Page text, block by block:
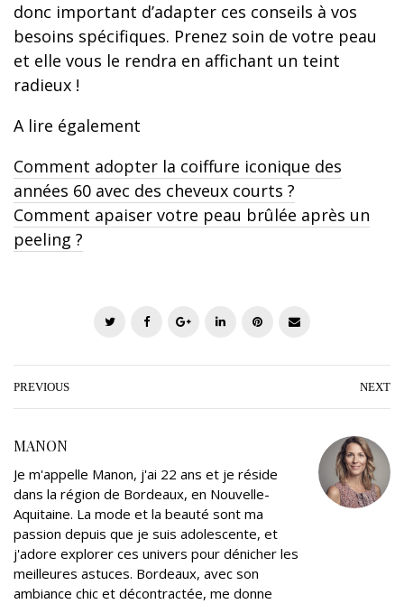
donc important d’adapter ces conseils à vos
besoins spécifiques. Prenez soin de votre peau
et elle vous le rendra en affichant un teint
radieux !
A lire également
Comment adopter la coiffure iconique des
années 60 avec des cheveux courts ?
Comment apaiser votre peau brûlée après un
peeling ?
i
t
c
b
k
o
l
n
e
n
n
e
a
l
PREVIOUS NEXT
MANON
Je m'appelle Manon, j'ai 22 ans et je réside
dans la région de Bordeaux, en Nouvelle-
Aquitaine. La mode et la beauté sont ma
passion depuis que je suis adolescente, et
j'adore explorer ces univers pour dénicher les
meilleures astuces. Bordeaux, avec son
ambiance chic et décontractée, me donne